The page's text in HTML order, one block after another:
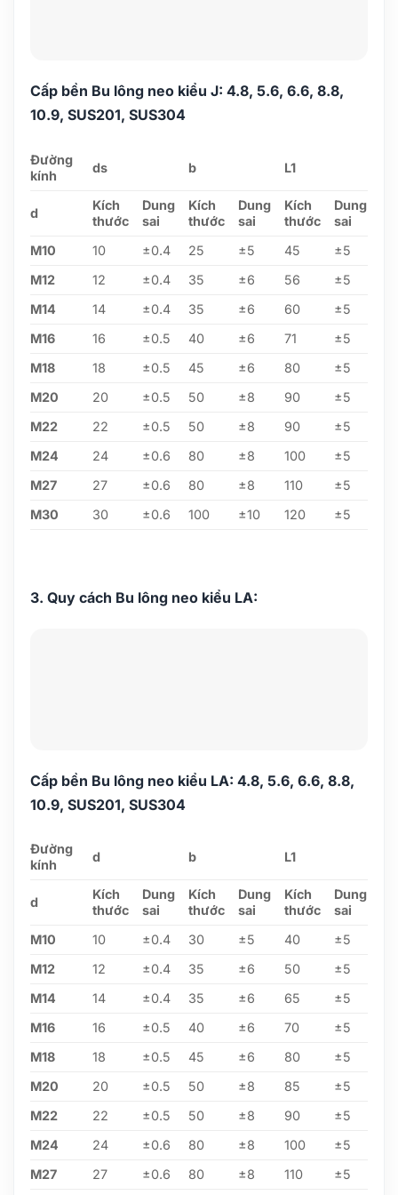
Cấp bền Bu lông neo kiểu J: 4.8, 5.6, 6.6, 8.8,
10.9, SUS201, SUS304
Đường
kính
ds b L1
d
Kích
thước
Dung
sai
Kích
thước
Dung
sai
Kích
thước
Dung
sai
M10
10 ±0.4 25 ±5 45
±5
M12
12 ±0.4 35 ±6 56
±5
M14
14 ±0.4 35 ±6 60
±5
M16
16 ±0.5 40 ±6 71
±5
M18
18 ±0.5 45 ±6 80
±5
M20
20 ±0.5 50 ±8 90
±5
M22
22 ±0.5 50 ±8 90
±5
M24
24 ±0.6 80 ±8 100
±5
M27
27 ±0.6 80 ±8 110
±5
M30
30 ±0.6 100 ±10 120 ±5
3. Quy cách Bu lông neo kiểu LA:
Cấp bền Bu lông neo kiểu LA: 4.8, 5.6, 6.6, 8.8,
10.9, SUS201, SUS304
Đường
kính
d b L1
d
Kích
thước
Dung
sai
Kích
thước
Dung
sai
Kích
thước
Dung
sai
M10
10 ±0.4 30 ±5 40
±5
M12
12 ±0.4 35 ±6 50
±5
M14
14 ±0.4 35 ±6 65
±5
M16
16 ±0.5 40 ±6 70
±5
M18
18 ±0.5 45 ±6 80
±5
M20
20 ±0.5 50 ±8 85
±5
M22
22 ±0.5 50 ±8 90
±5
M24
24 ±0.6 80 ±8 100
±5
M27
27 ±0.6 80 ±8 110 ±5